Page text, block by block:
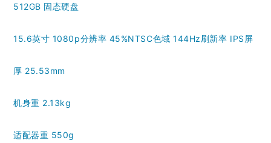
512GB 固态硬盘
15.6英寸 1080p分辨率 45%NTSC色域 144Hz刷新率 IPS屏
厚 25.53mm
机身重 2.13kg
适配器重 550g